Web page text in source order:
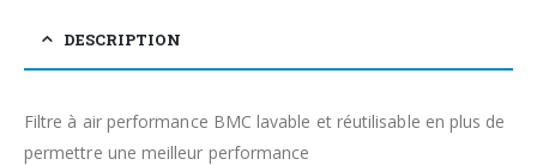
DESCRIPTION
Filtre à air performance BMC lavable et réutilisable en plus de
permettre une meilleur performance